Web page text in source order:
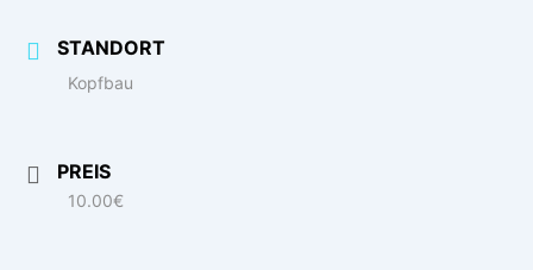
STANDORT
Kopfbau
PREIS
10.00€